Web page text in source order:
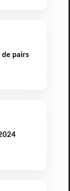
de pairs